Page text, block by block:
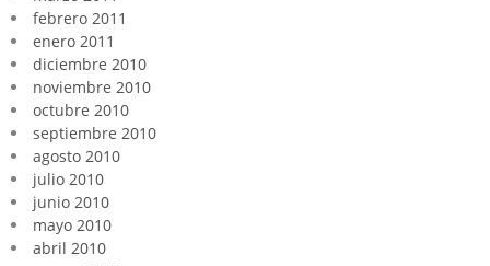
febrero 2011
enero 2011
diciembre 2010
noviembre 2010
octubre 2010
septiembre 2010
agosto 2010
julio 2010
junio 2010
mayo 2010
abril 2010